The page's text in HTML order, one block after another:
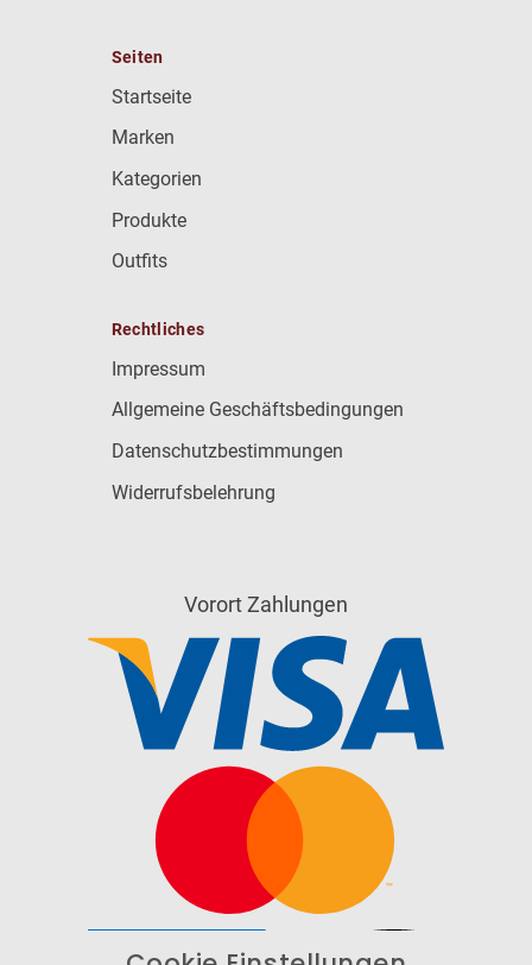
Seiten
Startseite
Marken
Kategorien
Produkte
Outfits
Rechtliches
Impressum
Allgemeine Geschäftsbedingungen
Datenschutzbestimmungen
Widerrufsbelehrung
Vorort Zahlungen